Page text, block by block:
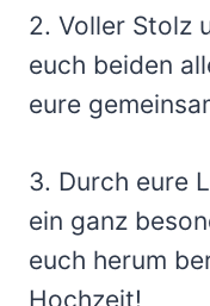
2. Voller Stolz
euch beiden
eure
3. Durch eure
ein ganz
euch herum
Hochzeit!